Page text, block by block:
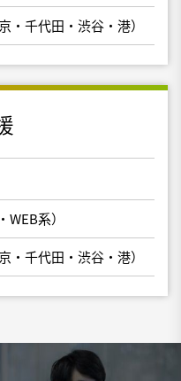
・千代田・渋谷・港）
系）
・千代田・渋谷・港）